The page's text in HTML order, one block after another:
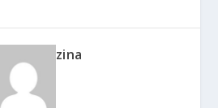
zina